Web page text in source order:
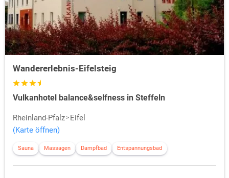
Wandererlebnis-Eifelsteig
Vulkanhotel balance&selfness in Steffeln
Rheinland-Pfalz
Eifel
(Karte öffnen)
Sauna Massagen Dampfbad Entspannungsbad